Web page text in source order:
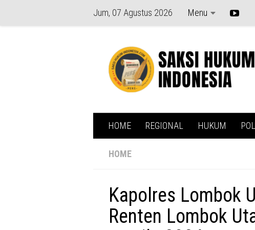
Jum, 07 Agustus 2026 Menu
HOME REGIONAL HUKUM
HOME
Kapolres Lombok
Renten Lombok